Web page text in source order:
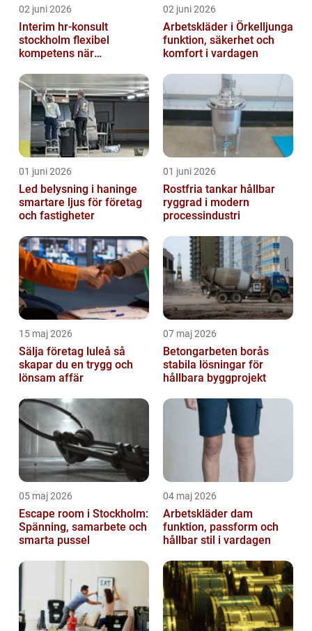
02 juni 2026
Interim hr-konsult
stockholm flexibel
kompetens när
02 juni 2026
Arbetskläder i Örkelljunga
funktion, säkerhet och
komfort i vardagen
01 juni 2026
Led belysning i haninge
smartare ljus för företag
och fastigheter
01 juni 2026
Rostfria tankar hållbar
ryggrad i modern
processindustri
15 maj 2026
Sälja företag luleå så
skapar du en trygg och
lönsam affär
07 maj 2026
Betongarbeten borås
stabila lösningar för
hållbara byggprojekt
05 maj 2026
Escape room i Stockholm:
Spänning, samarbete och
smarta pussel
04 maj 2026
Arbetskläder dam
funktion, passform och
hållbar stil i vardagen